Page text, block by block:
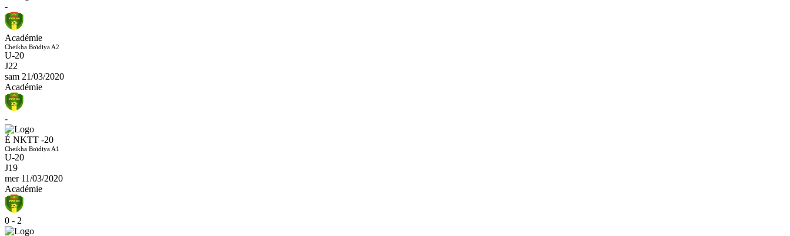
-
Académie
Cheikha Boïdiya A2
U-20
J22
sam 21/03/2020
Académie
-
É NKTT -20
Cheikha Boïdiya A1
U-20
J19
mer 11/03/2020
Académie
0 - 2